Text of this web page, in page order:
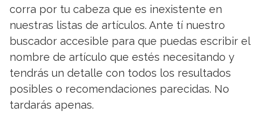
corra por tu cabeza que es inexistente en
nuestras listas de artículos. Ante tí nuestro
buscador accesible para que puedas escribir el
nombre de artículo que estés necesitando y
tendrás un detalle con todos los resultados
posibles o recomendaciones parecidas. No
tardarás apenas.